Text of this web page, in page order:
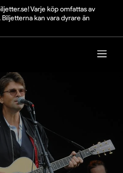
Varje köp omfattas av
kan vara dyrare än